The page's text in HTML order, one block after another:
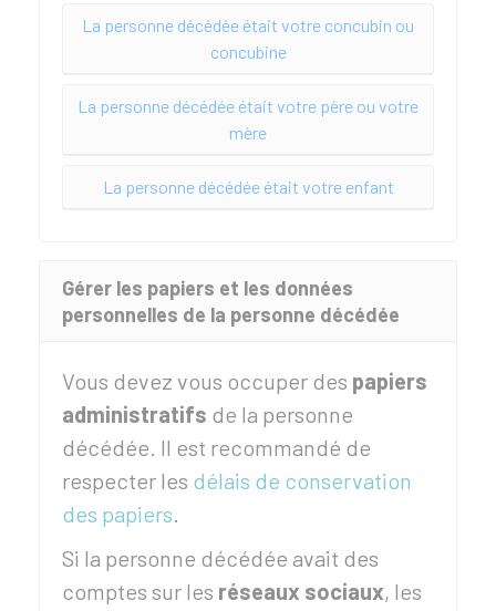
La personne décédée était votre concubin ou
concubine
La personne décédée était votre père ou votre
mère
La personne décédée était votre enfant
Gérer les papiers et les données
personnelles de la personne décédée
Vous devez vous occuper des papiers
administratifs de la personne
décédée. Il est recommandé de
respecter les délais de conservation
des papiers.
Si la personne décédée avait des
comptes sur les réseaux sociaux, les